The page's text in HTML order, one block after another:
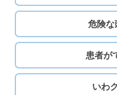
危険な
患者が
いわ